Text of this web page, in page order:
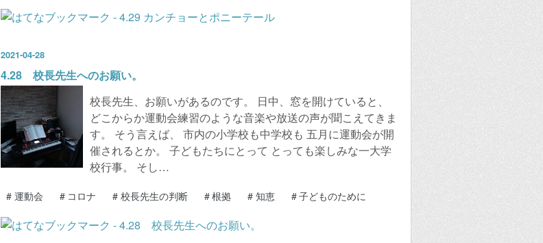
2021-04-28
4.28 校長先生へのお願い。
校長先生、お願いがあるのです。 日中、窓を開けていると、
どこからか運動会練習のような音楽や放送の声が聞こえてきま
す。 そう言えば、 市内の小学校も中学校も 五月に運動会が開
催されるとか。 子どもたちにとって とっても楽しみな一大学
校行事。 そし…
# 運動会 # コロナ # 校長先生の判断 #根拠 # 知恵 #子どものために